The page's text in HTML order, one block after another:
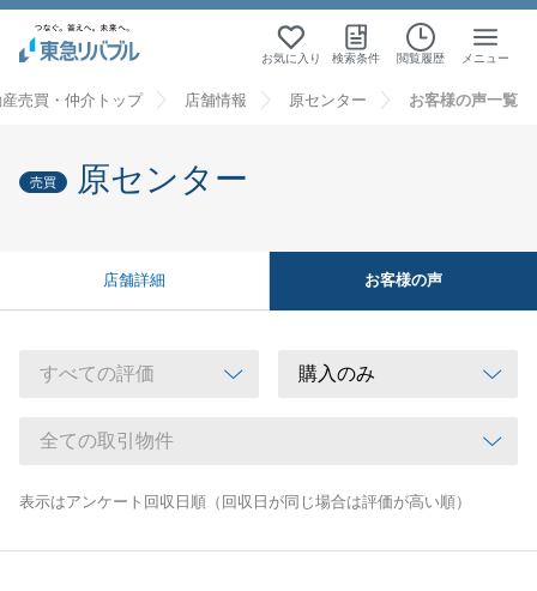
お気に入り 検索条件 閲覧履歴 メニュー
売買・仲介トップ 店舗情報 原センター お客様の声一覧
売買 原センター
店舗詳細 お客様の声
表示はアンケート回収日順（回収日が同じ場合は評価が高い順）